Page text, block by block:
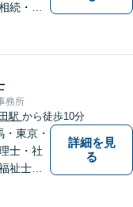
続・債
チーム
向けて
りで悩
い合わ
務所
駅 から徒歩10分
・東京・
士・社
祉士が
詳細を見
る